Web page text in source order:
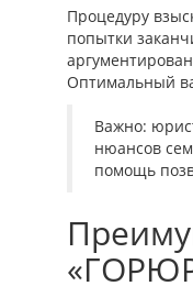
Процедуру
попытки
Оптимальный
Важно:
нюансов
помощь